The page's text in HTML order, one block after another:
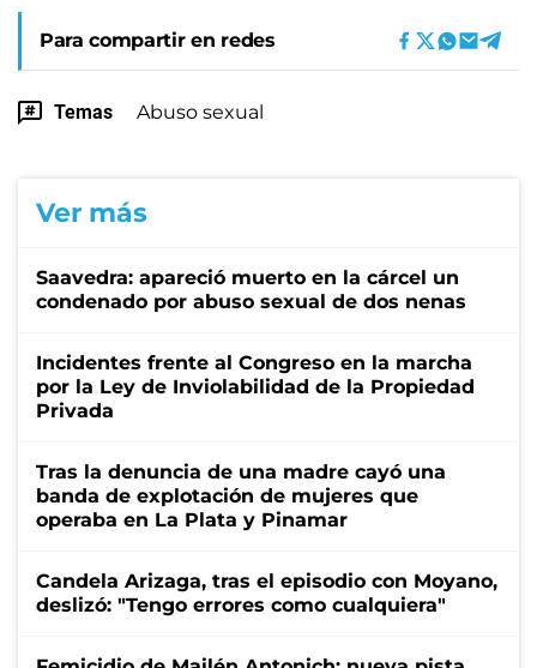
Para compartir en redes
Temas Abuso sexual
Ver más
Saavedra: apareció muerto en la cárcel un
condenado por abuso sexual de dos nenas
Incidentes frente al Congreso en la marcha
por la Ley de Inviolabilidad de la Propiedad
Privada
Tras la denuncia de una madre cayó una
banda de explotación de mujeres que
operaba en La Plata y Pinamar
Candela Arizaga, tras el episodio con Moyano,
deslizó: "Tengo errores como cualquiera"